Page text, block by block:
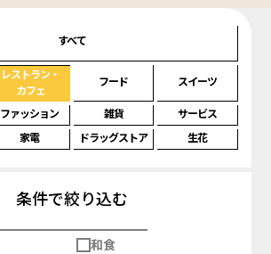
すべて
レストラン・
カフェ
フード スイーツ
ファッション 雑貨
サービス
家電 ドラッグストア 生花
条件で絞り込む
和食